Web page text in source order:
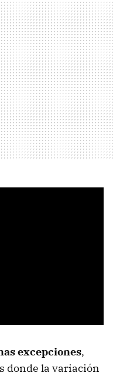
excepciones,
donde la variación